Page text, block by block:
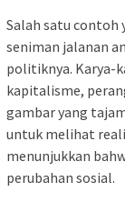
Salah satu contoh
seniman jalanan
politiknya. Karya-
kapitalisme,
gambar yang
untuk melihat
menunjukkan
perubahan sosial.